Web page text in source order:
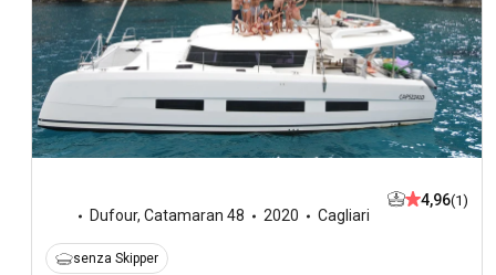
Dufour, Catamaran 48 2020 Cagliari
4,96(1)
senza Skipper